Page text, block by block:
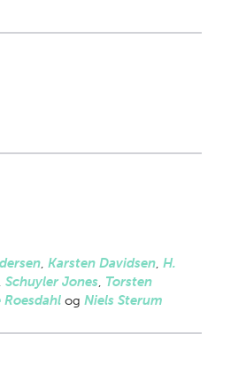
, Karsten Davidsen, H.
Schuyler Jones, Torsten
Roesdahlog Niels Sterum